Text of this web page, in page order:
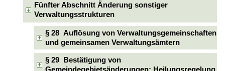
Fünfter Abschnitt Änderung sonstiger
Verwaltungsstrukturen
§ 28 Auflösung von Verwaltungsgemeinschaften
und gemeinsamen Verwaltungsämtern
§ 29 Bestätigung von